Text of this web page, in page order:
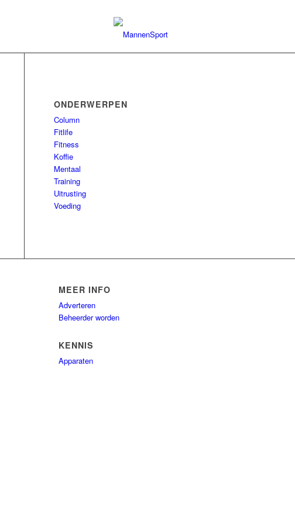
ONDERWERPEN
Column
Fitlife
Fitness
Koffie
Mentaal
Training
Uitrusting
Voeding
MEER INFO
Adverteren
Beheerder worden
KENNIS
Apparaten